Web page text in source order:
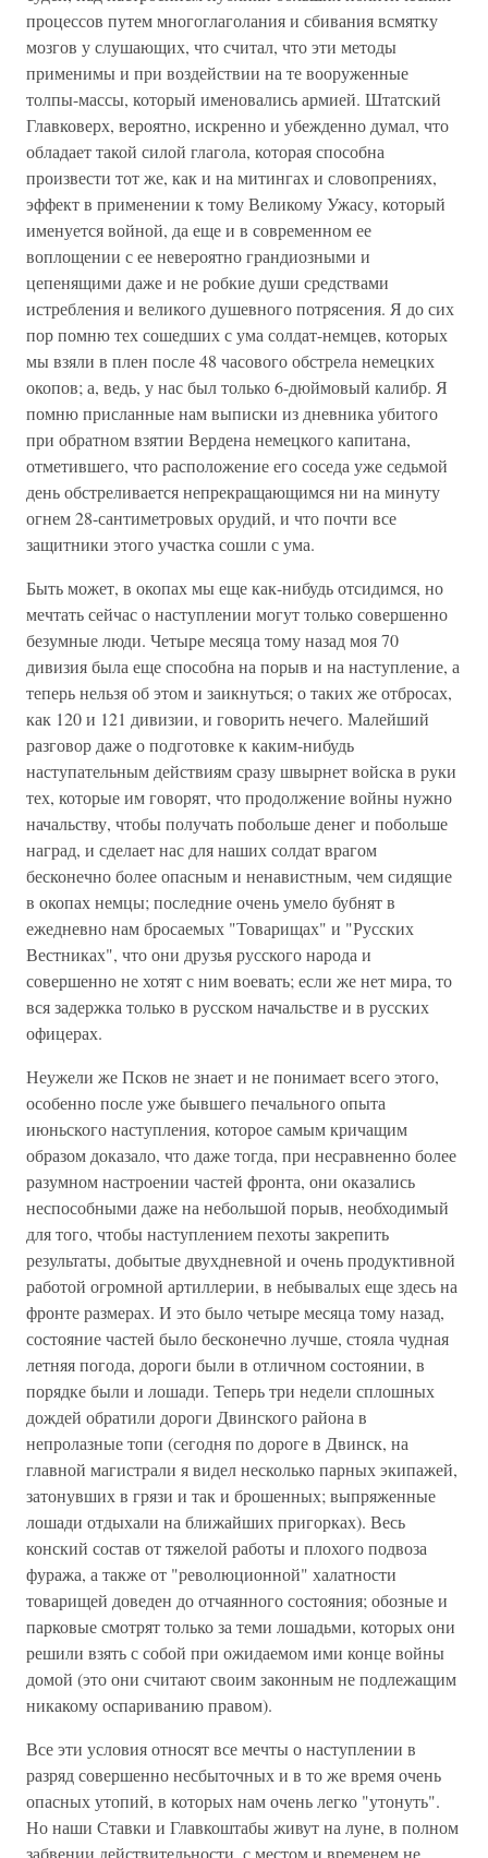
процессов путем многоглаголания и сбивания всмятку
мозгов у слушающих, что считал, что эти методы
применимы и при воздействии на те вооруженные
толпы-массы, который именовались армией. Штатский
Главковерх, вероятно, искренно и убежденно думал, что
обладает такой силой глагола, которая способна
произвести тот же, как и на митингах и словопрениях,
эффект в применении к тому Великому Ужасу, который
именуется войной, да еще и в современном ее
воплощении с ее невероятно грандиозными и
цепенящими даже и не робкие души средствами
истребления и великого душевного потрясения. Я до сих
пор помню тех сошедших с ума солдат-немцев, которых
мы взяли в плен после 48 часового обстрела немецких
окопов; а, ведь, у нас был только 6-дюймовый калибр. Я
помню присланные нам выписки из дневника убитого
при обратном взятии Вердена немецкого капитана,
отметившего, что расположение его соседа уже седьмой
день обстреливается непрекращающимся ни на минуту
огнем 28-сантиметровых орудий, и что почти все
защитники этого участка сошли с ума.
Быть может, в окопах мы еще как-нибудь отсидимся, но
мечтать сейчас о наступлении могут только совершенно
безумные люди. Четыре месяца тому назад моя 70
дивизия была еще способна на порыв и на наступление, а
теперь нельзя об этом и заикнуться; о таких же отбросах,
как 120 и 121 дивизии, и говорить нечего. Малейший
разговор даже о подготовке к каким-нибудь
наступательным действиям сразу швырнет войска в руки
тех, которые им говорят, что продолжение войны нужно
начальству, чтобы получать побольше денег и побольше
наград, и сделает нас для наших солдат врагом
бесконечно более опасным и ненавистным, чем сидящие
в окопах немцы; последние очень умело бубнят в
ежедневно нам бросаемых "Товарищах" и "Русских
Вестниках", что они друзья русского народа и
совершенно не хотят с ним воевать; если же нет мира, то
вся задержка только в русском начальстве и в русских
офицерах.
Неужели же Псков не знает и не понимает всего этого,
особенно после уже бывшего печального опыта
июньского наступления, которое самым кричащим
образом доказало, что даже тогда, при несравненно более
разумном настроении частей фронта, они оказались
неспособными даже на небольшой порыв, необходимый
для того, чтобы наступлением пехоты закрепить
результаты, добытые двухдневной и очень продуктивной
работой огромной артиллерии, в небывалых еще здесь на
фронте размерах. И это было четыре месяца тому назад,
состояние частей было бесконечно лучше, стояла чудная
летняя погода, дороги были в отличном состоянии, в
порядке были и лошади. Теперь три недели сплошных
дождей обратили дороги Двинского района в
непролазные топи (сегодня по дороге в Двинск, на
главной магистрали я видел несколько парных экипажей,
затонувших в грязи и так и брошенных; выпряженные
лошади отдыхали на ближайших пригорках). Весь
конский состав от тяжелой работы и плохого подвоза
фуража, а также от "революционной" халатности
товарищей доведен до отчаянного состояния; обозные и
парковые смотрят только за теми лошадьми, которых они
решили взять с собой при ожидаемом ими конце войны
домой (это они считают своим законным не подлежащим
никакому оспариванию правом).
Все эти условия относят все мечты о наступлении в
разряд совершенно несбыточных и в то же время очень
опасных утопий, в которых нам очень легко "утонуть".
Но наши Ставки и Главкоштабы живут на луне, в полном
забвении действительности, с местом и временем не